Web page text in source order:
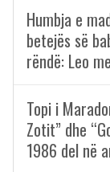
Humbja e
betejës së
rëndë: Leo
Topi i
Zotit” dhe
1986 del në